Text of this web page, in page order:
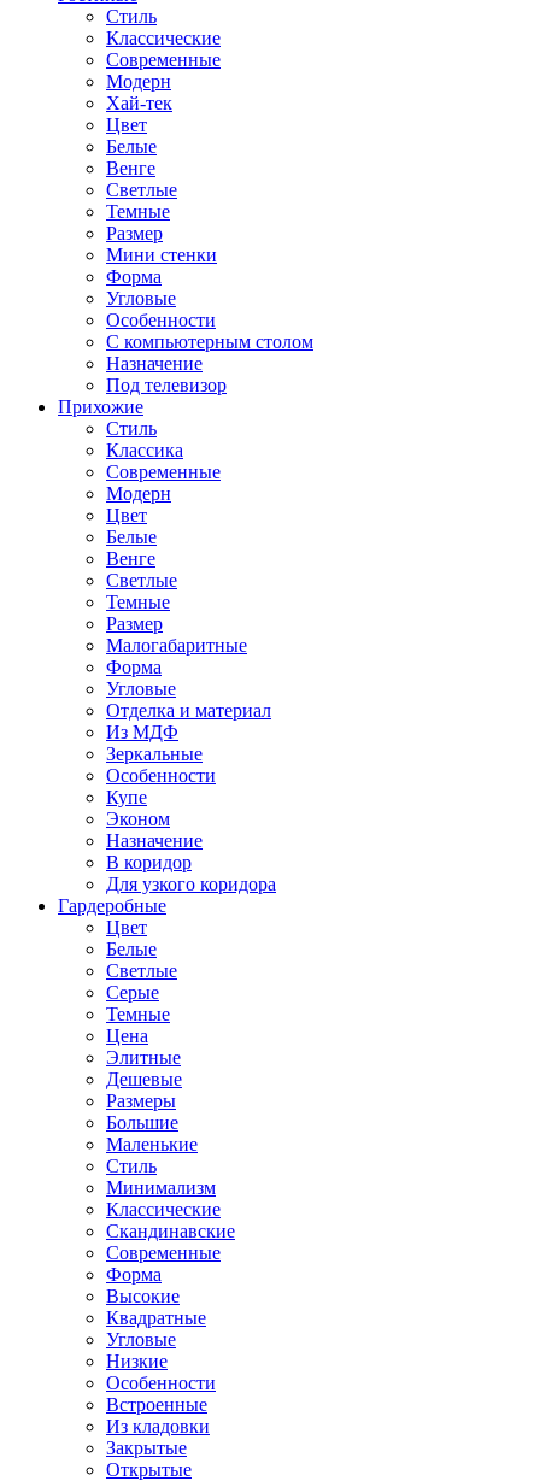
Стиль
Классические
Современные
Модерн
Хай-тек
Цвет
Белые
Венге
Светлые
Темные
Размер
Мини стенки
Форма
Угловые
Особенности
С компьютерным столом
Назначение
Под телевизор
Прихожие
Стиль
Классика
Современные
Модерн
Цвет
Белые
Венге
Светлые
Темные
Размер
Малогабаритные
Форма
Угловые
Отделка и материал
Из МДФ
Зеркальные
Особенности
Купе
Эконом
Назначение
В коридор
Для узкого коридора
Гардеробные
Цвет
Белые
Светлые
Серые
Темные
Цена
Элитные
Дешевые
Размеры
Большие
Маленькие
Стиль
Минимализм
Классические
Скандинавские
Современные
Форма
Высокие
Квадратные
Угловые
Низкие
Особенности
Встроенные
Из кладовки
Закрытые
Открытые